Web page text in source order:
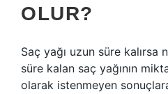
OLUR?
Saç yağı uzun süre kalırsa
süre kalan saç yağının
olarak istenmeyen